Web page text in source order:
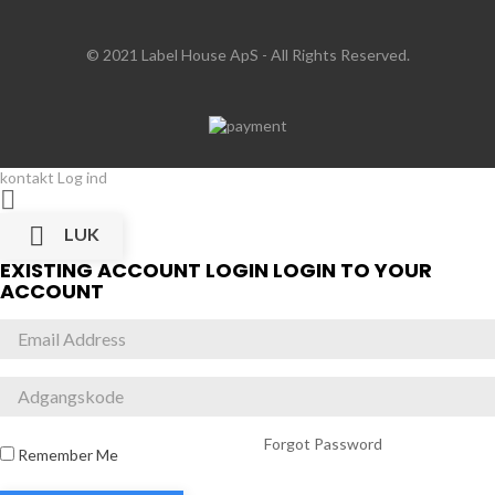
© 2021 Label House ApS - All Rights Reserved.
kontakt Log ind


LUK
EXISTING ACCOUNT LOGIN LOGIN TO YOUR
ACCOUNT
Remember Me
Forgot Password